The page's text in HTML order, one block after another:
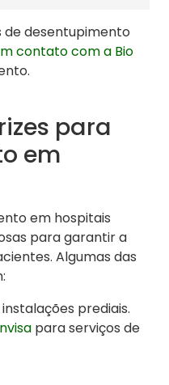
de desentupimento
contato com a Bio
para
em
em hospitais
para garantir a
Algumas das
prediais.
para serviços de